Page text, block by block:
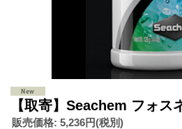
【取寄】Seachem フォ
販売価格: 5,236円(税別)